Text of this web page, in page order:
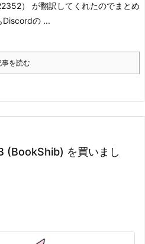
） が翻訳してくれたのでまとめ
Discordの ...
事を読む
(BookShib) を買いまし